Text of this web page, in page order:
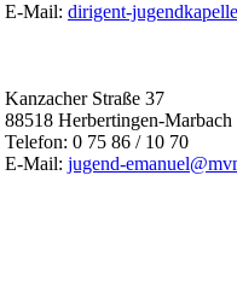
E-Mail: dirigent-
Kanzacher Straße 37
88518 Herbertingen-Marbach
Telefon: 0 75 86 / 10 70
E-Mail: jugend-